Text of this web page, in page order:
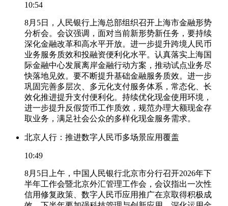
10:54
8月5日，人民银行上海总部组织召开上海市金融形势
分析会。会议强调，面对当前新形势新任务，要持续
深化金融改革和高水平开放。进一步提升跨境人民币
业务服务质效和投融资便利化水平。认真落实上海国
际金融中心发展离岸金融行动方案，推动试点业务尽
快落地见效。要不断提升基础金融服务质效。进一步
巩固完善多层次、多元化支付服务体系，常态化、长
效化推进提升支付便利化。持续优化现金使用环境，
进一步提升反假货币工作质效，规范办理大额现金存
取业务，满足社会公众的多样化现金服务需求。
北京人行：推进数字人民币多场景应用覆盖
10:49
8月5日上午，中国人民银行北京市分行召开2026年下
半年工作会暨北京外汇管理工作会，会议指出一次性
信用修复政策、数字人民币应用推广在京取得积极成